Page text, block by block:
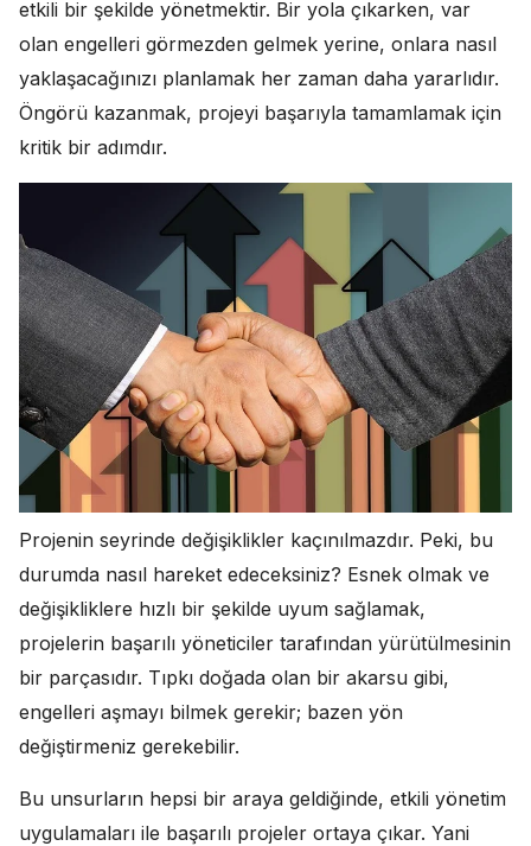
etkili bir şekilde yönetmektir. Bir yola çıkarken, var
olan engelleri görmezden gelmek yerine, onlara nasıl
yaklaşacağınızı planlamak her zaman daha yararlıdır.
Öngörü kazanmak, projeyi başarıyla tamamlamak için
kritik bir adımdır.
Projenin seyrinde değişiklikler kaçınılmazdır. Peki, bu
durumda nasıl hareket edeceksiniz? Esnek olmak ve
değişikliklere hızlı bir şekilde uyum sağlamak,
projelerin başarılı yöneticiler tarafından yürütülmesinin
bir parçasıdır. Tıpkı doğada olan bir akarsu gibi,
engelleri aşmayı bilmek gerekir; bazen yön
değiştirmeniz gerekebilir.
Bu unsurların hepsi bir araya geldiğinde, etkili yönetim
uygulamaları ile başarılı projeler ortaya çıkar. Yani